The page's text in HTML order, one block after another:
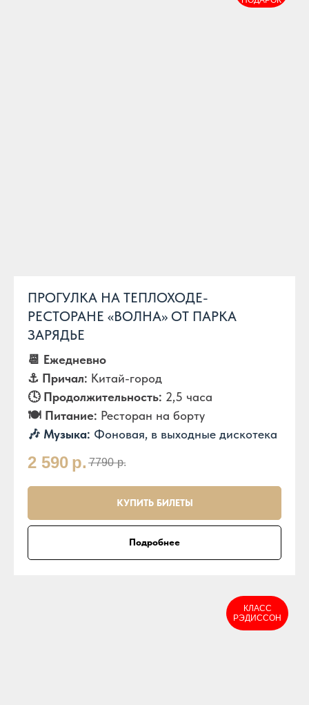
ПРОГУЛКА НА ТЕПЛОХОДЕ-
РЕСТОРАНЕ «ВОЛНА» ОТ ПАРКА
ЗАРЯДЬЕ
📆 Ежедневно
⚓️ Причал: Китай-город
🕓 Продолжительность: 2,5 часа
🍽️ Питание: Ресторан на борту
🎶 Музыка: Фоновая, в выходные дискотека
2 590 р. 7790 р.
КУПИТЬ БИЛЕТЫ
Подробнее
КЛАСС
РЭДИССОН